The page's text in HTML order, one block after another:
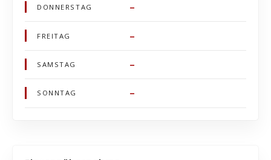
DONNERSTAG –
FREITAG –
SAMSTAG –
SONNTAG –